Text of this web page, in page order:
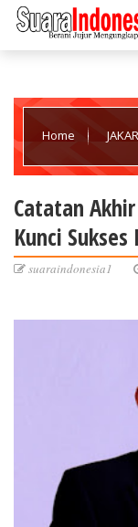
Home
Catatan
Kunci
suaraindonesia1